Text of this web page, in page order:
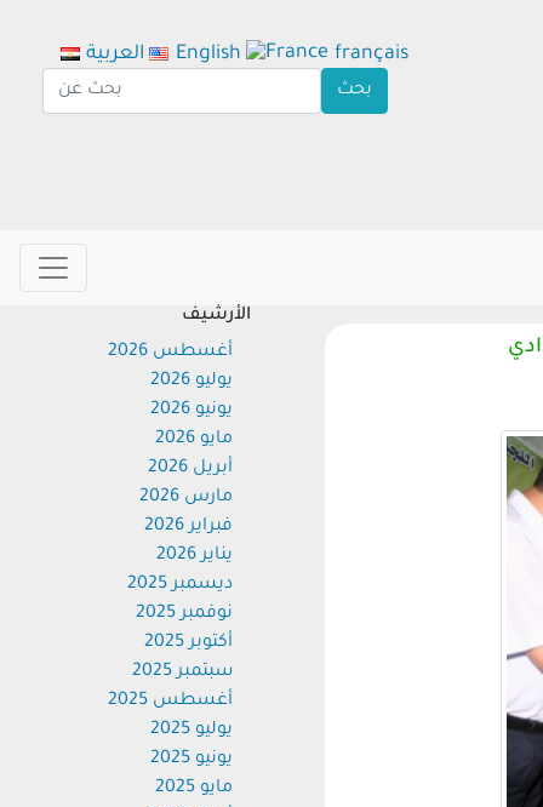
الأرشيف
أغسطس 2026
يوليو 2026
يونيو 2026
مايو 2026
أبريل 2026
مارس 2026
فبراير 2026
يناير 2026
ديسمبر 2025
نوفمبر 2025
أكتوبر 2025
سبتمبر 2025
أغسطس 2025
يوليو 2025
يونيو 2025
مايو 2025
العربية English français